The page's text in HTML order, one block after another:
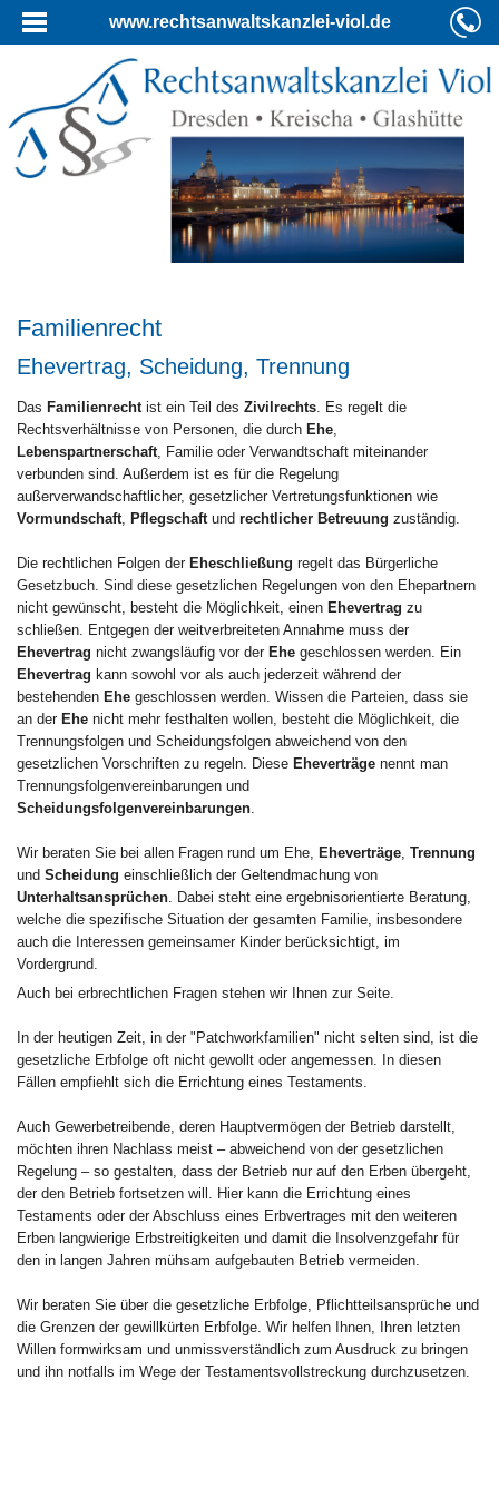
www.rechtsanwaltskanzlei-viol.de
Familienrecht
Ehevertrag, Scheidung, Trennung
Das Familienrecht ist ein Teil des Zivilrechts . Es regelt die
Rechtsverhältnisse von Personen, die durch Ehe
Lebenspartnerschaft , Familie oder Verwandtschaft miteinander
verbunden sind. Außerdem ist es für die Regelung
außerverwandschaftlicher, gesetzlicher Vertretungsfunktionen wie
Vormundschaft Pflegschaft und rechtlicher Betreuung zuständig.
Die rechtlichen Folgen der Eheschließung regelt das Bürgerliche
Gesetzbuch. Sind diese gesetzlichen Regelungen von den Ehepartnern
nicht gewünscht, besteht die Möglichkeit, einen Ehevertrag zu
schließen. Entgegen der weitverbreiteten Annahme muss der
Ehevertrag nicht zwangsläufig vor der Ehe geschlossen werden. Ein
Ehevertrag kann sowohl vor als auch jederzeit während der
bestehenden Ehe geschlossen werden. Wissen die Parteien, dass sie
an der Ehe nicht mehr festhalten wollen, besteht die Möglichkeit, die
Trennungsfolgen und Scheidungsfolgen abweichend von den
gesetzlichen Vorschriften zu regeln. Diese Eheverträge nennt man
Trennungsfolgenvereinbarungen und
Scheidungsfolgenvereinbarungen
Wir beraten Sie bei allen Fragen rund um Ehe, Eheverträge Trennung
und Scheidung einschließlich der Geltendmachung von
Unterhaltsansprüchen . Dabei steht eine ergebnisorientierte Beratung,
welche die spezifische Situation der gesamten Familie, insbesondere
auch die Interessen gemeinsamer Kinder berücksichtigt, im
Vordergrund.
Auch bei erbrechtlichen Fragen stehen wir Ihnen zur Seite.
In der heutigen Zeit, in der "Patchworkfamilien" nicht selten sind, ist die
gesetzliche Erbfolge oft nicht gewollt oder angemessen. In diesen
Fällen empfiehlt sich die Errichtung eines Testaments.
Auch Gewerbetreibende, deren Hauptvermögen der Betrieb darstellt,
möchten ihren Nachlass meist – abweichend von der gesetzlichen
Regelung – so gestalten, dass der Betrieb nur auf den Erben übergeht,
der den Betrieb fortsetzen will. Hier kann die Errichtung eines
Testaments oder der Abschluss eines Erbvertrages mit den weiteren
Erben langwierige Erbstreitigkeiten und damit die Insolvenzgefahr für
den in langen Jahren mühsam aufgebauten Betrieb vermeiden.
Wir beraten Sie über die gesetzliche Erbfolge, Pflichtteilsansprüche und
die Grenzen der gewillkürten Erbfolge. Wir helfen Ihnen, Ihren letzten
Willen formwirksam und unmissverständlich zum Ausdruck zu bringen
und ihn notfalls im Wege der Testamentsvollstreckung durchzusetzen.